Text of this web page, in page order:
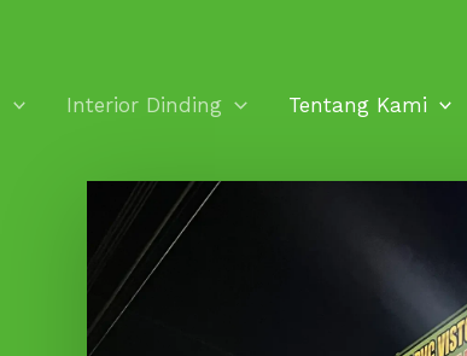
Interior Dinding Tentang Kami